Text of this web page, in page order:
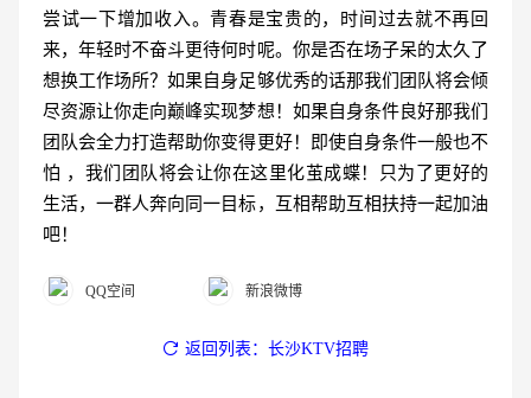
尝试一下增加收入。青春是宝贵的，时间过去就不再回
来，年轻时不奋斗更待何时呢。你是否在场子呆的太久了
想换工作场所？如果自身足够优秀的话那我们团队将会倾
尽资源让你走向巅峰实现梦想！如果自身条件良好那我们
团队会全力打造帮助你变得更好！即使自身条件一般也不
怕 ，我们团队将会让你在这里化茧成蝶！只为了更好的
生活，一群人奔向同一目标，互相帮助互相扶持一起加油
吧！
QQ空间 新浪微博
返回列表：长沙KTV招聘